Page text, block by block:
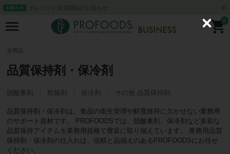
お知らせ クレジット決済開始のお知らせ
0
全商品
品質保持剤・保冷剤
脱酸素剤 乾燥剤 保冷剤 その他 品質保持剤
品質保持剤・保冷剤は、食品の衛生管理や鮮度維持に欠かせない業務用
のサポート資材です。 PROFOODSでは、脱酸素剤、保冷剤など多彩な
品質保持アイテムを業務用規格で豊富に取り揃えています。 業務用品質
保持剤・保冷剤の仕入れは、信頼と品揃えのあるPROFOODSにお任せ
ください。
C